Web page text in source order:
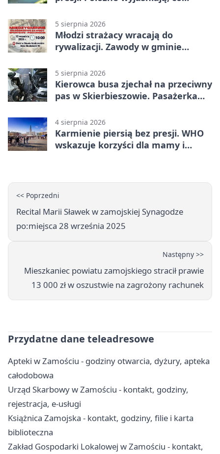
5 sierpnia 2026
Młodzi strażacy wracają do
rywalizacji. Zawody w gminie
5 sierpnia 2026
Kierowca busa zjechał na przeciwny
pas w Skierbieszowie. Pasażerka
4 sierpnia 2026
Karmienie piersią bez presji. WHO
wskazuje korzyści dla mamy i
<< Poprzedni
Recital Marii Sławek w zamojskiej Synagodze
po:miejsca 28 września 2025
Następny >>
Mieszkaniec powiatu zamojskiego stracił prawie
13 000 zł w oszustwie na zagrożony rachunek
Przydatne dane teleadresowe
Apteki w Zamościu - godziny otwarcia, dyżury, apteka
całodobowa
Urząd Skarbowy w Zamościu - kontakt, godziny,
rejestracja, e-usługi
Książnica Zamojska - kontakt, godziny, filie i karta
biblioteczna
Zakład Gospodarki Lokalowej w Zamościu - kontakt,